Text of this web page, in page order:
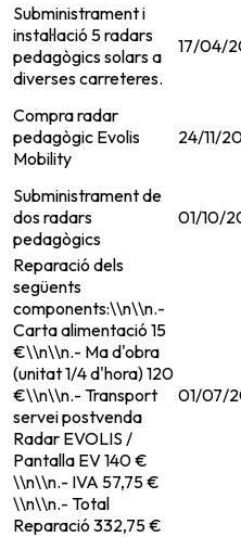
Subministrament i
instal·lació 5 radars
pedagògics solars a
diverses carreteres.
17/04/
Compra radar
pedagògic Evolis
Mobility
24/11/
Subministrament de
dos radars
pedagògics
01/10/
Reparació dels
següents
components:\\n\\n.-
Carta alimentació 15
€\\n\\n.- Ma d'obra
(unitat 1/4 d'hora) 120
€\\n\\n.- Transport
servei postvenda
Radar EVOLIS /
Pantalla EV 140 €
\\n\\n.- IVA 57,75 €
\\n\\n.- Total
Reparació 332,75 €
01/07/